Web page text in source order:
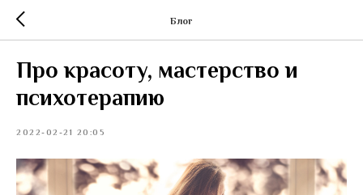
Блог
Про красоту, мастерство и
психотерапию
2022-02-21 20:05